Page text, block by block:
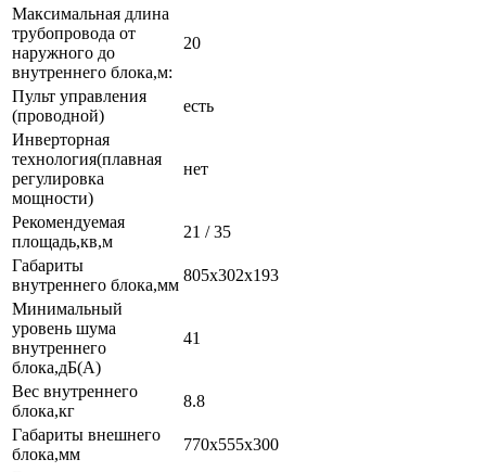
Максимальная длина
трубопровода от
наружного до
внутреннего блока,м:
20
Пульт управления
(проводной)
есть
Инверторная
технология(плавная
регулировка
мощности)
нет
Рекомендуемая
площадь,кв,м
21 / 35
Габариты
внутреннего блока,мм
805x302x193
Минимальный
уровень шума
внутреннего
блока,дБ(А)
41
Вес внутреннего
блока,кг
8.8
Габариты внешнего
блока,мм
770x555x300